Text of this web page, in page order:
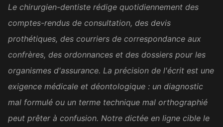
Belle initiative, merci beaucoup
☺️ Je me prépare au mieux
pour le concours et ces
dictées m'apportent
énormément. Aujourd'hui, j'ai
enfin la chance de pouvoir
m'exercer vraiment.
SM Candidate au concours de la
Le chirurgien-dentiste rédige quotidiennement des
comptes-rendus de consultation, des devis
prothétiques, des courriers de correspondance aux
confrères, des ordonnances et des dossiers pour les
organismes d'assurance. La précision de l'écrit est une
exigence médicale et déontologique : un diagnostic
mal formulé ou un terme technique mal orthographié
peut prêter à confusion. Notre dictée en ligne cible le